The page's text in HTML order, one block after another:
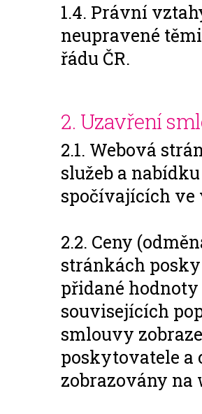
1.4. Právní
neupravené
řádu ČR.
2. Uzavření
2.1. Webová
služeb a
spočívajících
2.2. Ceny
stránkách
přidané
souvisejících
smlouvy
poskytovatele a
zobrazovány na